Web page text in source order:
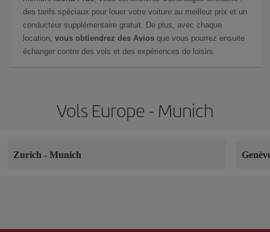
des tarifs spéciaux pour louer votre voiture au meilleur prix et un
conducteur supplémentaire gratuit. De plus, avec chaque
location, vous obtiendrez des Avios que vous pourrez ensuite
échanger contre des vols et des expériences de loisirs.
Vols Europe - Munich
Zurich - Munich